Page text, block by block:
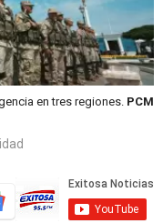
en tres regiones. PCM